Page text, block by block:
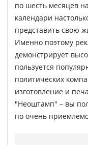
по шесть месяцев
календари
представить свою
Именно поэтому
демонстрирует
пользуется
политических
изготовление и
"Неоштамп" – вы
по очень